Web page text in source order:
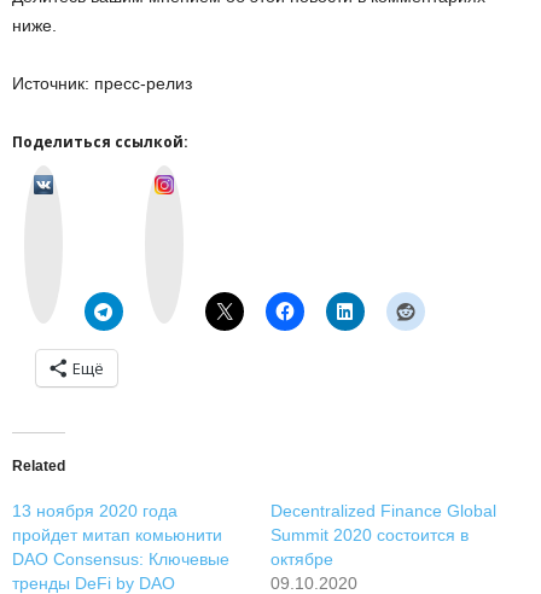
ниже.
Источник: пресс-релиз
Поделиться ссылкой:
Ещё
Related
13 ноября 2020 года
пройдет митап комьюнити
DAO Consensus: Ключевые
тренды DeFi by DAO
Decentralized Finance Global
Summit 2020 состоится в
октябре
09.10.2020